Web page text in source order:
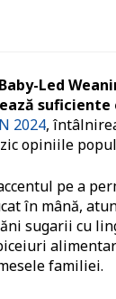
Led
2024,
opiniile
pe a
în mână,
sugarii cu
familiei.